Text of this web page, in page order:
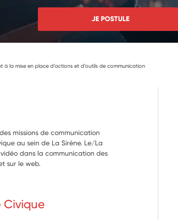
JE POSTULE
à la mise en place d’actions et d’outils de communication
missions de communication
au sein de La Sirène. Le/La
dans la communication des
sur le web.
Civique